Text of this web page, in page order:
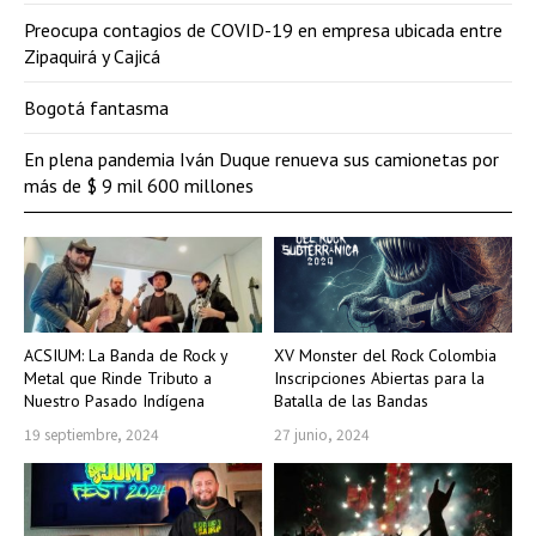
ACSIUM: La Banda de Rock y
Metal que Rinde Tributo a
Nuestro Pasado Indígena
19 septiembre, 2024
XV Monster del Rock Colombia
Inscripciones Abiertas para la
Batalla de las Bandas
27 junio, 2024
Preocupa contagios de COVID-19 en empresa ubicada entre
Zipaquirá y Cajicá
Bogotá fantasma
En plena pandemia Iván Duque renueva sus camionetas por
más de $ 9 mil 600 millones